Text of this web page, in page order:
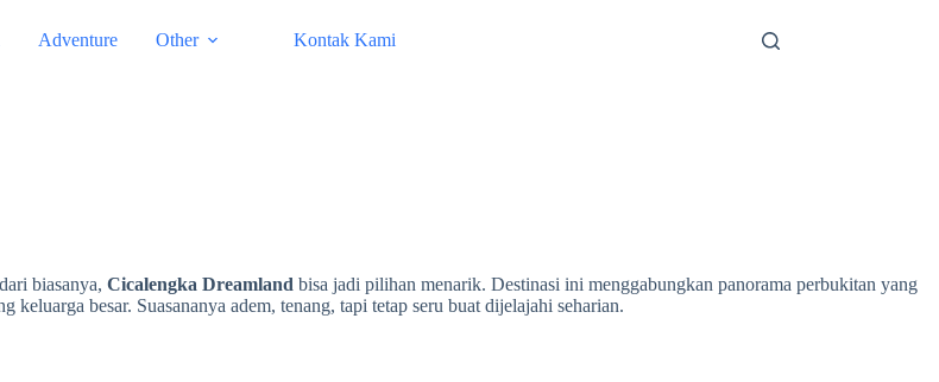
Adventure Other Kontak Kami
biasanya, Cicalengka Dreamland bisa jadi pilihan menarik. Destinasi ini menggabungkan panorama perbukitan yang
besar. Suasananya adem, tenang, tapi tetap seru buat dijelajahi seharian.